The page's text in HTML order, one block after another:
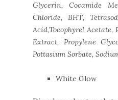
Glycerin, Cocamide
Chloride, BHT,
Acid,Tocophyrel
Extract, Propylene
Pottasium Sorbate,
White Glow